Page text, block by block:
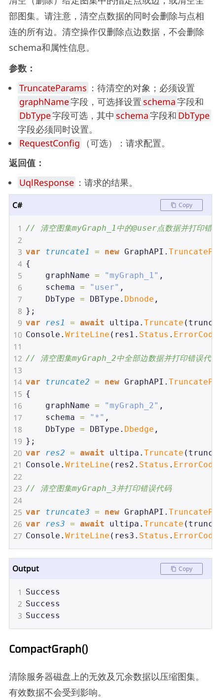
部图集。请注意，清空点数据的同时会删除与点相
连的所有边。清空操作仅删除点边数据，不会删除
schema和属性信息。
参数：
TruncateParams ：待清空的对象；必须设置
graphName字段，可选择设置 schema字段和
DbType字段可选，其中 schema字段和 DbType
字段必须同时设置。
RequestConfig
（可选）：请求配置。
返回值：
UqlResponse ：请求的结果。
C# Copy
1 // 清空图集myGraph_1中的@user点数据并打印错误
2
3 var truncate1 = new GraphAPI .
4 {
5 graphName = "myGraph_1" ,
6 schema = "user" ,
7 DbType = DBType . Dbnode ,
8 };
9 var res1 = await ultipa . Truncate (
10 Console . WriteLine ( res1 . Status . ErrorCode
11
12 // 清空图集myGraph_2中全部边数据并打印错误代码
13
14 var truncate2 = new GraphAPI .
15 {
16 graphName = "myGraph_2" ,
17 schema = "*" ,
18 DbType = DBType . Dbedge ,
19 };
20 var res2 = await ultipa . Truncate (
21 Console . WriteLine ( res2 . Status . ErrorCode
22
23 // 清空图集myGraph_3并打印错误代码
24
25 var truncate3 = new GraphAPI .
26 var res3 = await ultipa . Truncate (
27 Console . WriteLine ( res3 . Status . ErrorCode
Output Copy
1 Success
2 Success
3 Success
CompactGraph()
清除服务器磁盘上的无效及冗余数据以压缩图集。
有效数据不会受到影响。